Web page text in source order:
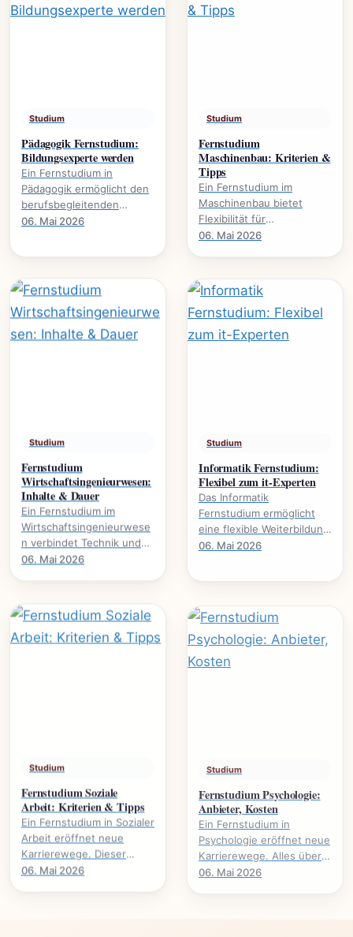
Studium
Pädagogik Fernstudium:
Bildungsexperte werden
Ein Fernstudium in
Pädagogik ermöglicht den
berufsbegleitenden
Erwerb akademischer
06. Mai 2026
Studium
Fernstudium
Maschinenbau: Kriterien &
Tipps
Ein Fernstudium im
Maschinenbau bietet
Flexibilität für
Berufstätige. Dieser
praktische.
06. Mai 2026
Studium
Fernstudium
Wirtschaftsingenieurwesen:
Inhalte & Dauer
Ein Fernstudium im
Wirtschaftsingenieurwese
n verbindet Technik und
Wirtschaft. Alles über
06. Mai 2026
Studium
Informatik Fernstudium:
Flexibel zum it-Experten
Das Informatik
Fernstudium ermöglicht
eine flexible Weiterbildung
zum IT-Experten., welche
06. Mai 2026
Studium
Fernstudium Soziale
Arbeit: Kriterien & Tipps
Ein Fernstudium in Sozialer
Arbeit eröffnet neue
Karrierewege. Dieser
Leitfaden beleuchtet
06. Mai 2026
Studium
Fernstudium Psychologie:
Anbieter, Kosten
Ein Fernstudium in
Psychologie eröffnet neue
Karrierewege. Alles über
Anbieter, Kosten,
06. Mai 2026